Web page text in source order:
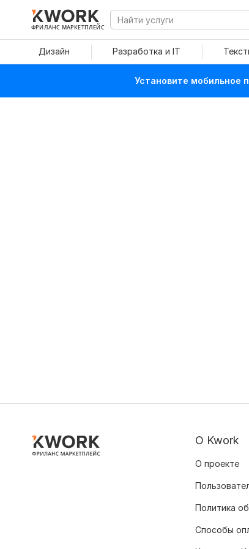
ФРИЛАНС МАРКЕТПЛЕЙС
Дизайн Разработка и IT
Установите мобильное
О Kwork
О проекте
Политика
Способы